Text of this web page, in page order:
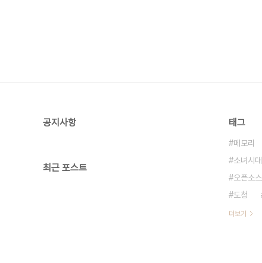
공지사항
최근 포스트
태그
메모리
소녀시대
오픈소스
도청
더보기